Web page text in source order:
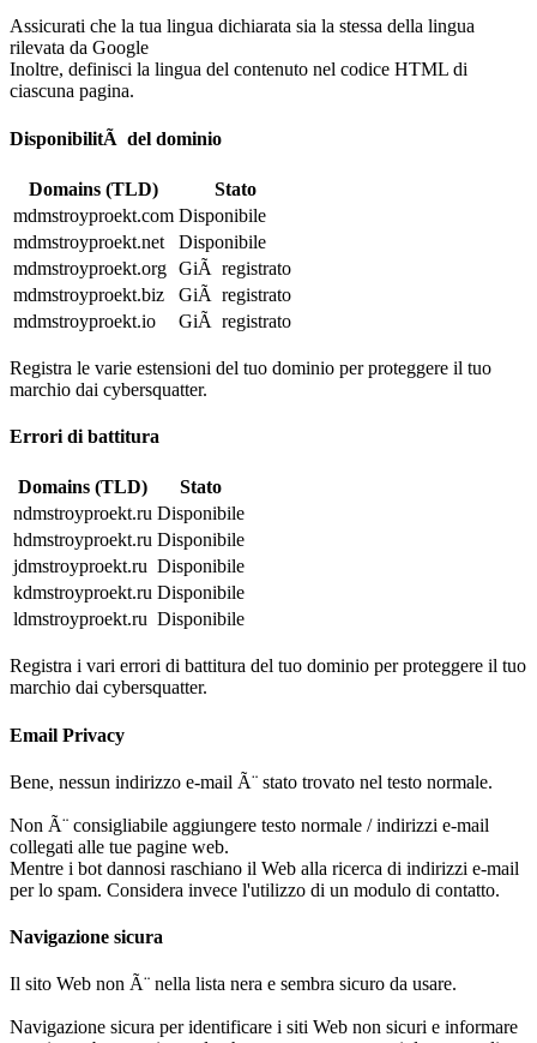
Assicurati che la tua lingua dichiarata sia la stessa della lingua
rilevata da Google
Inoltre, definisci la lingua del contenuto nel codice HTML di
ciascuna pagina.
DisponibilitÃ del dominio
Domains (TLD)
Stato
mdmstroyproekt.com Disponibile
mdmstroyproekt.net
Disponibile
mdmstroyproekt.org GiÃ registrato
mdmstroyproekt.biz
GiÃ registrato
mdmstroyproekt.io
GiÃ registrato
Registra le varie estensioni del tuo dominio per proteggere il tuo
marchio dai cybersquatter.
Errori di battitura
Domains (TLD)
Stato
ndmstroyproekt.ru Disponibile
hdmstroyproekt.ru Disponibile
jdmstroyproekt.ru Disponibile
kdmstroyproekt.ru Disponibile
ldmstroyproekt.ru Disponibile
Registra i vari errori di battitura del tuo dominio per proteggere il tuo
marchio dai cybersquatter.
Email Privacy
Bene, nessun indirizzo e-mail Ã¨ stato trovato nel testo normale.
Non Ã¨ consigliabile aggiungere testo normale / indirizzi e-mail
collegati alle tue pagine web.
Mentre i bot dannosi raschiano il Web alla ricerca di indirizzi e-mail
per lo spam. Considera invece l'utilizzo di un modulo di contatto.
Navigazione sicura
Il sito Web non Ã¨ nella lista nera e sembra sicuro da usare.
Navigazione sicura per identificare i siti Web non sicuri e informare